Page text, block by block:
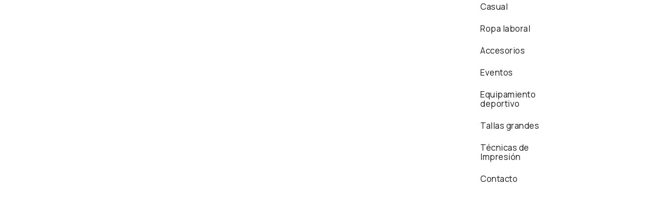
Casual
Ropa laboral
Accesorios
Eventos
Equipamiento
deportivo
Tallas grandes
Técnicas de
Impresión
Contacto